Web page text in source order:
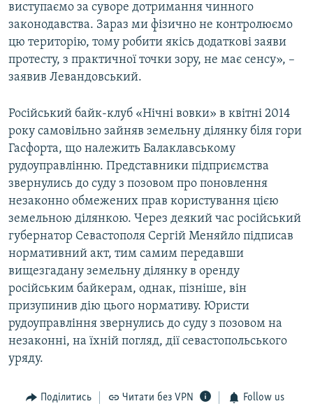
виступаємо за суворе дотримання чинного
законодавства. Зараз ми фізично не контролюємо
цю територію, тому робити якісь додаткові заяви
протесту, з практичної точки зору, не має сенсу», –
заявив Левандовський.
Російський байк-клуб «Нічні вовки» в квітні 2014
року самовільно зайняв земельну ділянку біля гори
Гасфорта, що належить Балаклавському
рудоуправлінню. Представники підприємства
звернулись до суду з позовом про поновлення
незаконно обмежених прав користування цією
земельною ділянкою. Через деякий час російський
губернатор Севастополя Сергій Меняйло підписав
нормативний акт, тим самим передавши
вищезгадану земельну ділянку в оренду
російським байкерам, однак, пізніше, він
призупинив дію цього нормативу. Юристи
рудоуправління звернулись до суду з позовом на
незаконні, на їхній погляд, дії севастопольського
уряду.
Поділитись Читати без VPN Follow us